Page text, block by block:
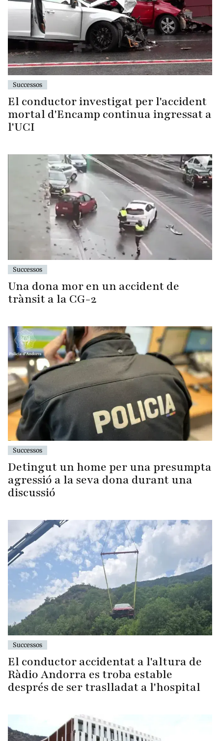
Successos
El conductor investigat per l'accident
mortal d'Encamp continua ingressat a
l'UCI
Successos
Una dona mor en un accident de
trànsit a la CG-2
Successos
Detingut un home per una presumpta
agressió a la seva dona durant una
discussió
Successos
El conductor accidentat a l'altura de
Ràdio Andorra es troba estable
després de ser traslladat a l'hospital